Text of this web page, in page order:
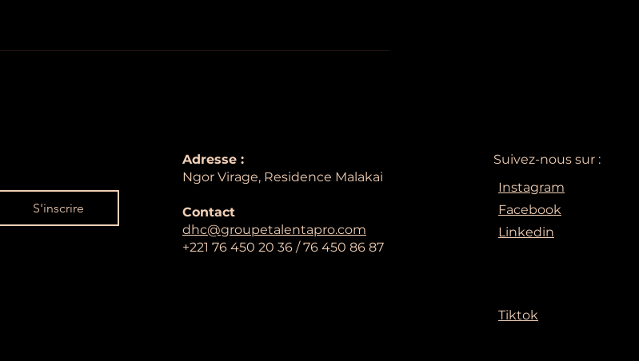
S'inscrire
Adresse :
Ngor Virage, Residence Malakai
Contact
dhc@groupetalentapro.com
+221 76 450 20 36 / 76 450 86 87
Suivez-nous sur :
Instagram
Facebook
Linkedin
Tiktok